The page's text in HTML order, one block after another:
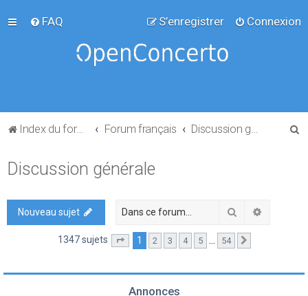
FAQ Connexion
S’enregistrer
Index du forum Forum français
Discussion générale
Nouveau sujet Rechercher
1347 sujets Page sur54
1 2 3 4 5 … 54
Annonces